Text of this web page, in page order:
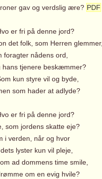
gav og verdslig ære? PDF
er fri på denne jord?
det folk, som Herren glemmer,
foragter nådens ord,
hans tjenere beskæmmer?
kun styre vil og byde,
som hader at adlyde?
er fri på denne jord?
som jordens skatte eje?
i verden, når og hvor
lyster kun vil pleje,
ad dommens time smile,
om en evig hvile?